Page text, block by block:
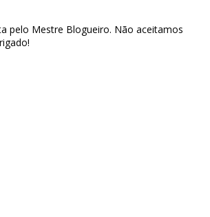
pelo Mestre Blogueiro. Não aceitamos